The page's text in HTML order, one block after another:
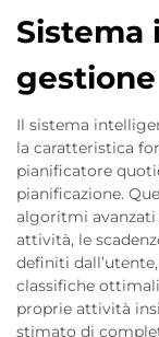
Sistema
Il sistema
la caratteristica
pianificatore
pianificazione.
algoritmi avanzati
attività, le
definiti
classifiche
proprie attività
stimato di